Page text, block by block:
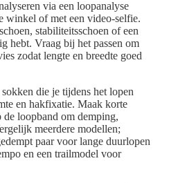
via een loopanalyse
winkel of met een video-selfie.
stabiliteitsschoen of een
hebt. Vraag bij het passen om
zodat lengte en breedte goed
die je tijdens het lopen
en hakfixatie. Maak korte
loopband om demping,
meerdere modellen;
paar voor lange duurlopen
en een trailmodel voor